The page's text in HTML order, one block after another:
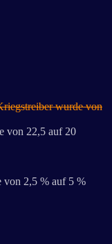
wurde von
von 22,5 auf 20
2,5 % auf 5 %